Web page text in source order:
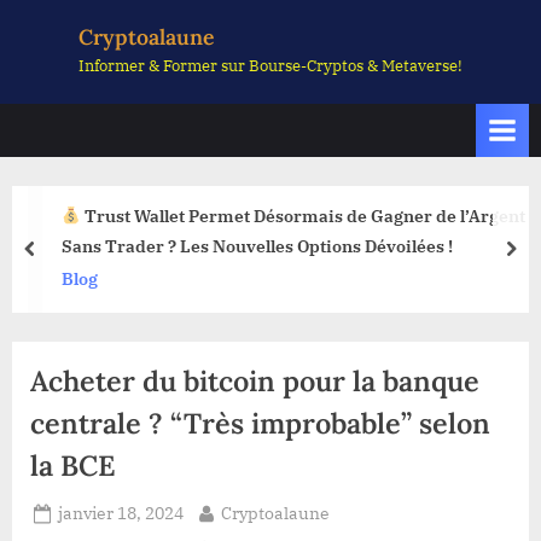
Cryptoalaune
Informer & Former sur Bourse-Cryptos & Metaverse!
Trust Wallet Permet Désormais de Gagner de l’Argent
Sans Trader ? Les Nouvelles Options Dévoilées !
Blog
prev
Acheter du bitcoin pour la banque
centrale ? “Très improbable” selon
la BCE
Posted
janvier 18, 2024 By
Cryptoalaune